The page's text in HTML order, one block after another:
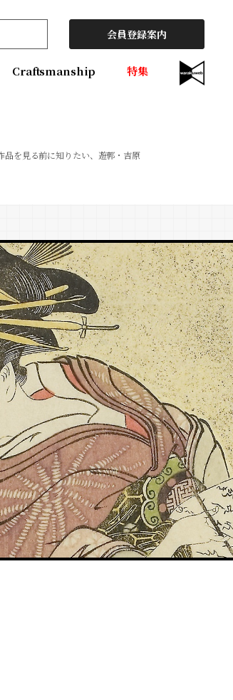
会員登録案内
Craftsmanship 特集
を見る前に知りたい、遊郭・吉原